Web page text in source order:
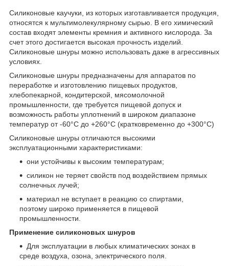
Силиконовые каучуки, из которых изготавливается продукция,
относятся к мультимолекулярному сырью. В его химический
состав входят элементы кремния и активного кислорода. За
счет этого достигается высокая прочность изделий.
Силиконовые шнуры можно использовать даже в агрессивных
условиях.
Силиконовые шнуры предназначены для аппаратов по
переработке и изготовлению пищевых продуктов,
хлебопекарной, кондитерской, мясомолочной
промышленности, где требуется пищевой допуск и
возможность работы уплотнений в широком диапазоне
температур от -60°С до +260°С (кратковременно до +300°С)
Силиконовые шнуры отличаются высокими
эксплуатационными характеристиками:
они устойчивы к высоким температурам;
силикон не теряет свойств под воздействием прямых
солнечных лучей;
материал не вступает в реакцию со спиртами,
поэтому широко применяется в пищевой
промышленности.
Применение силиконовых шнуров
Для эксплуатации в любых климатических зонах в
среде воздуха, озона, электрического поля.